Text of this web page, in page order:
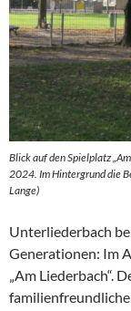
Blick auf den Spielplatz
2024. Im Hintergrund die
Lange)
Unterliederbach
Generationen: Im
„Am Liederbach“.